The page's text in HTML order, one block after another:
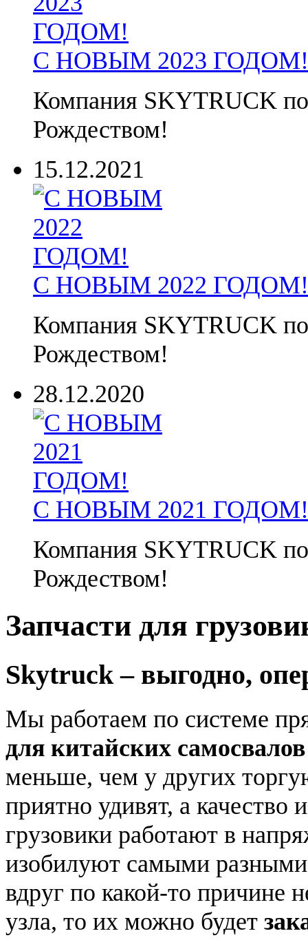
С НОВЫМ 2023 ГОДОМ!
Компания SKYTRUCK
Рождеством!
15.12.2021
С НОВЫМ 2022 ГОДОМ!
Компания SKYTRUCK
Рождеством!
28.12.2020
С НОВЫМ 2021 ГОДОМ!
Компания SKYTRUCK
Рождеством!
Запчасти для
Skytruck – выгодно,
Мы работаем по системе
для китайских
меньше, чем у других
приятно удивят, а качество
грузовики работают в
изобилуют самыми
вдруг по какой-то причине
узла, то их можно будет